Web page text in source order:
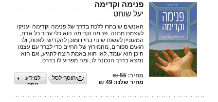
פנימה וקדימה
יעל שוחט
האנשים שיבחרו ללכת בדרך של פנימה וקדימה יעניקו
לעצמם מתנה. פנימה וקדימה הוא כלי ‏עבור כל אדם,
המעוניין לעשות שינוי בחייו ומוכן להקדיש ולפנות, ולוּ
רגעים ספורים, מהמירוץ של ‏החיים כדי לברר עם עצמו
היכן הוא עומד, לאן הוא באמת רוצה להגיע, אם הוא
נמצא בדרך ‏הנכונה לו, ומה מפריע לו בדרכו.
מחיר:55 ₪
מחיר שלנו: 49 ₪
למידע
נוסף
הוסף לסל